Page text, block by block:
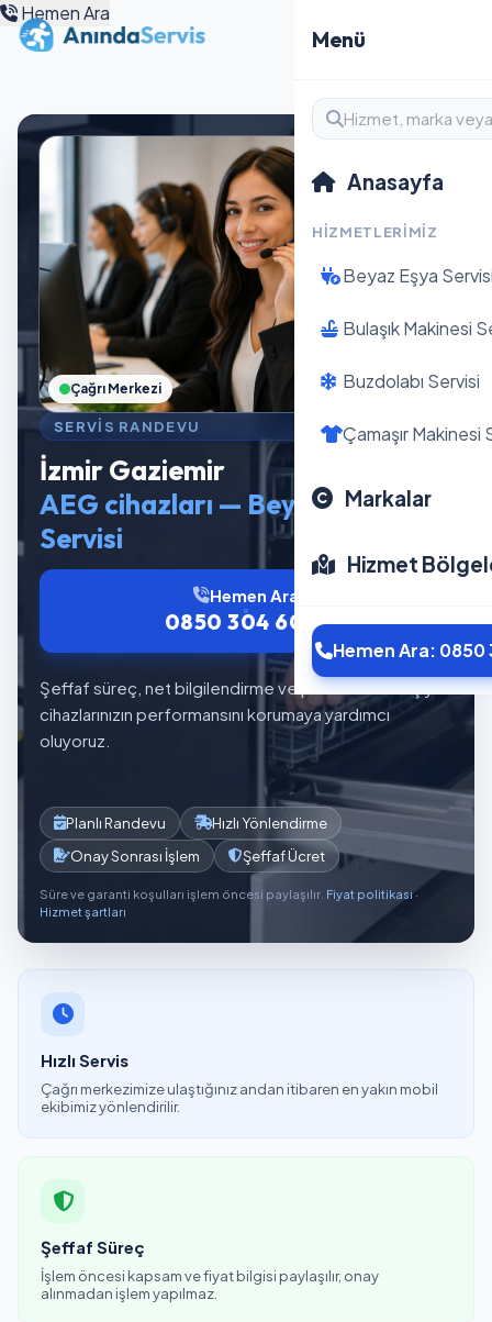
Menü
Anasayfa
HIZMETLERIMIZ
Beyaz Eşya
Bulaşık Makinesi
Buzdolabı Servisi
Çamaşır Makinesi
Markalar
Hizmet
Hemen Ara: 0850
Hemen Ara
SERVIS RANDEVU
İzmir Gaziemir
AEG cihazları — Beyaz Eşya
Servisi
Şeffaf süreç, net bilgilendirme ve planlı servis akışıyla
cihazlarınızın performansını korumaya yardımcı
oluyoruz.
Hemen Ara
0850 304 6012
Planlı Randevu
Hızlı Yönlendirme
Onay Sonrası İşlem
Şeffaf Ücret
Süre ve garanti koşulları işlem öncesi paylaşılır. Fiyat politikası·
Hizmet şartları
Çağrı Merkezi
Hızlı Servis
Çağrı merkezimize ulaştığınız andan itibaren en yakın mobil
ekibimiz yönlendirilir.
Şeffaf Süreç
İşlem öncesi kapsam ve fiyat bilgisi paylaşılır, onay
alınmadan işlem yapılmaz.